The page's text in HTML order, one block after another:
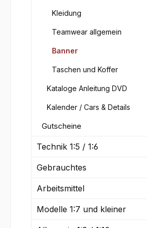
Kleidung
Teamwear allgemein
Banner
Taschen und Koffer
Kataloge Anleitung DVD
Kalender / Cars & Details
Gutscheine
Technik 1:5 / 1:6
Gebrauchtes
Arbeitsmittel
Modelle 1:7 und kleiner